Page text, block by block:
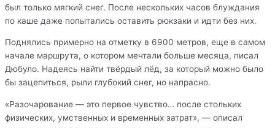
был только мягкий снег. После нескольких часов блуждания
по каше даже попытались оставить рюкзаки и идти без них.
Поднялись примерно на отметку в 6900 метров, еще в самом
начале маршрута, о котором мечтали больше месяца, писал
Дюбуло. Надеясь найти твёрдый лёд, за который можно было
бы зацепиться, рыли глубокий снег, но напрасно.
«Разочарование — это первое чувство… после стольких
физических, умственных и временных затрат», — описал